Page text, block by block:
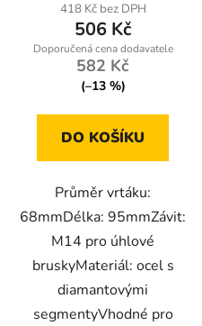
418 Kč bez DPH
506 Kč
582 Kč
(–13 %)
DO KOŠÍKU
Průměr vrtáku:
68mmDélka: 95mmZávit:
M14 pro úhlové
bruskyMateriál: ocel s
diamantovými
segmentyVhodné pro